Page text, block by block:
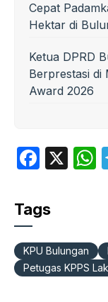
Cepat
Hektar di
Ketua DPRD
Berprestasi di
Award 2026
F
c
e
b
o
X
Tags
KPU Bulungan
Petugas KPPS